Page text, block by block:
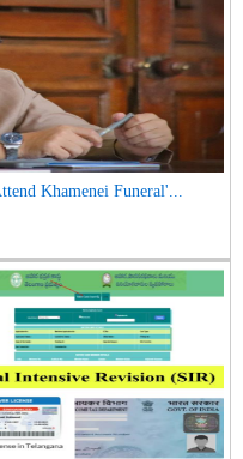
Khamenei Funeral'...